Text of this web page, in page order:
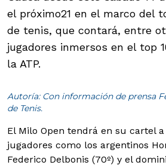
el próximo21 en el marco del
de tenis, que contará, entre
jugadores inmersos en el top
la ATP.
Autoría: Con información de prensa
de Tenis.
El Milo Open tendrá en su cartel
jugadores como los argentinos
Federico Delbonis (70º) y el